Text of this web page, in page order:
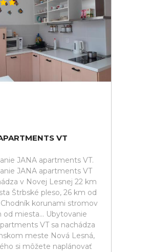
VT
JANA apartments VT.
JANA apartments VT
v Novej Lesnej 22 km
Štrbské pleso, 26 km od
korunami stromov
od miesta... Ubytovanie
VT sa nachádza
meste Nová Lesná,
si môžete naplánovať